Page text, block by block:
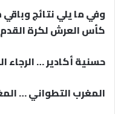
وفي ما يلي نتائج وباقي
كأس العرش لكرة
حسنية أكادير … الرجاء
المغرب التطواني …